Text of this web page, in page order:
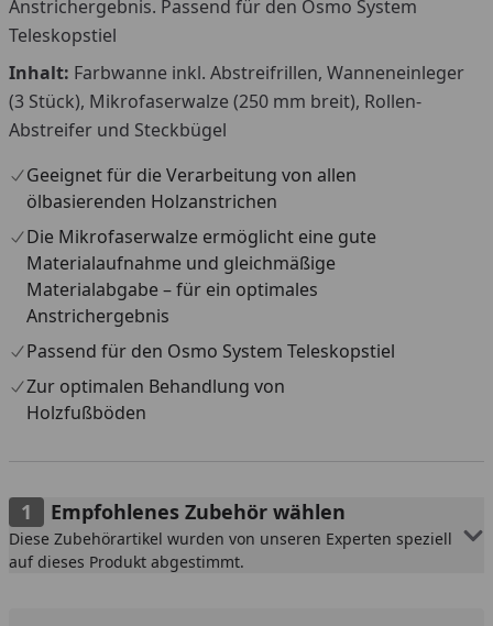
Anstrichergebnis. Passend für den Osmo System
Teleskopstiel
Inhalt: Farbwanne inkl. Abstreifrillen, Wanneneinleger
(3 Stück), Mikrofaserwalze (250 mm breit), Rollen-
Abstreifer und Steckbügel
Geeignet für die Verarbeitung von allen
ölbasierenden Holzanstrichen
Die Mikrofaserwalze ermöglicht eine gute
Materialaufnahme und gleichmäßige
Materialabgabe – für ein optimales
Anstrichergebnis
Passend für den Osmo System Teleskopstiel
Zur optimalen Behandlung von
Holzfußböden
Empfohlenes Zubehör wählen
Diese Zubehörartikel wurden von unseren Experten speziell
auf dieses Produkt abgestimmt.